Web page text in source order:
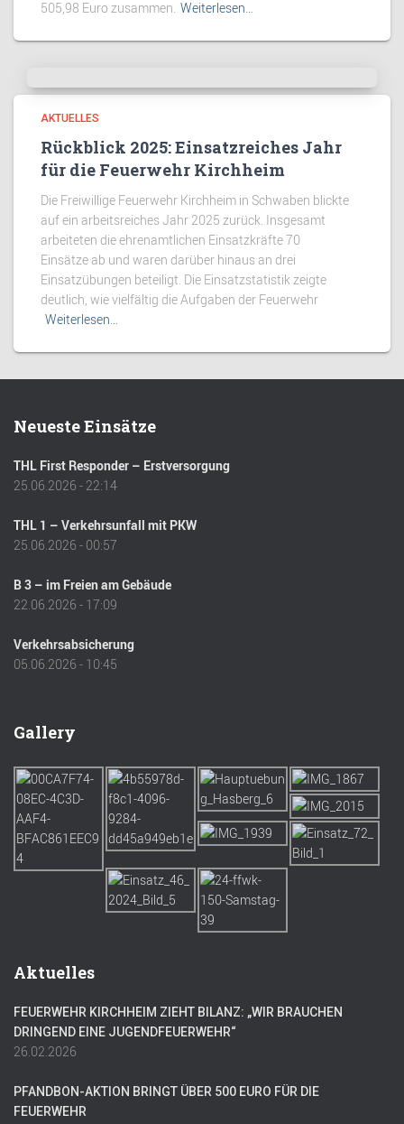
505,98 Euro zusammen. Weiterlesen…
AKTUELLES
Rückblick 2025: Einsatzreiches Jahr
für die Feuerwehr Kirchheim
Die Freiwillige Feuerwehr Kirchheim in Schwaben blickte
auf ein arbeitsreiches Jahr 2025 zurück. Insgesamt
arbeiteten die ehrenamtlichen Einsatzkräfte 70
Einsätze ab und waren darüber hinaus an drei
Einsatzübungen beteiligt. Die Einsatzstatistik zeigte
deutlich, wie vielfältig die Aufgaben der Feuerwehr
Weiterlesen…
Neueste Einsätze
THL First Responder – Erstversorgung
25.06.2026 - 22:14
THL 1 – Verkehrsunfall mit PKW
25.06.2026 - 00:57
B 3 – im Freien am Gebäude
22.06.2026 - 17:09
Verkehrsabsicherung
05.06.2026 - 10:45
Gallery
Aktuelles
FEUERWEHR KIRCHHEIM ZIEHT BILANZ: „WIR BRAUCHEN
DRINGEND EINE JUGENDFEUERWEHR“
26.02.2026
PFANDBON-AKTION BRINGT ÜBER 500 EURO FÜR DIE
FEUERWEHR